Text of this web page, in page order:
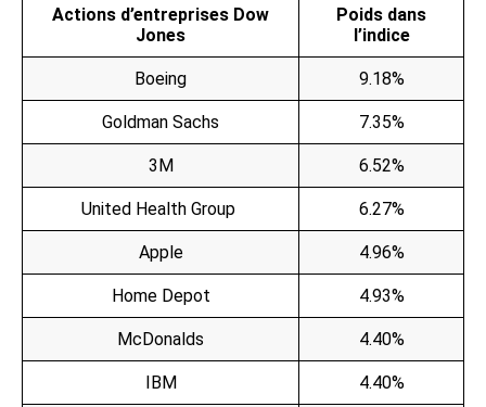
Actions d’entreprises Dow
Jones
Poids dans
l’indice
Boeing 9.18%
Goldman Sachs 7.35%
3M 6.52%
United Health Group 6.27%
Apple 4.96%
Home Depot 4.93%
McDonalds 4.40%
IBM 4.40%